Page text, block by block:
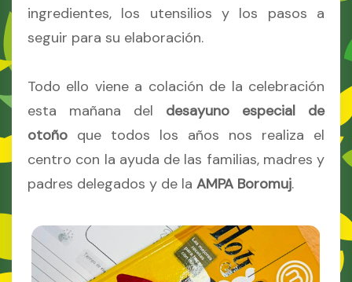
ingredientes, los utensilios y los pasos a
seguir para su elaboración.
Todo ello viene a colación de la celebración
esta mañana del desayuno especial de
otoño que todos los años nos realiza el
centro con la ayuda de las familias, madres y
padres delegados y de la AMPA Boromuj.